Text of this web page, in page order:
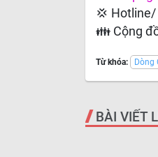
💢 Hotline/
👪 Cộng
Từ khóa: Dòng
BÀI VIẾT